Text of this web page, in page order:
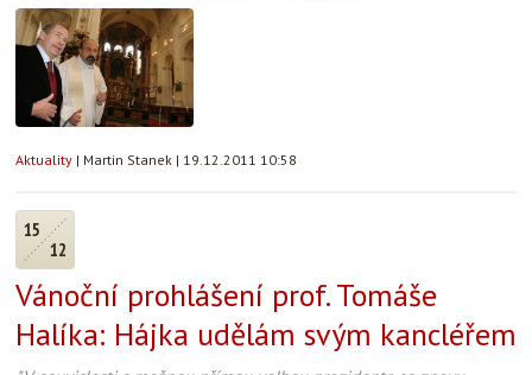
Aktuality | Martin Stanek | 19.12.2011 10:58
15
12
Vánoční prohlášení prof. Tomáše
Halíka: Hájka udělám svým kancléřem